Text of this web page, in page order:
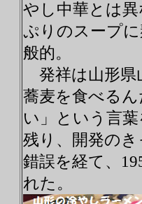
やし中華とは
ぷりのスープ
般的。
発祥は山形県
蕎麦を食べる
い」という言
残り、開発の
錯誤を経て、
れた。